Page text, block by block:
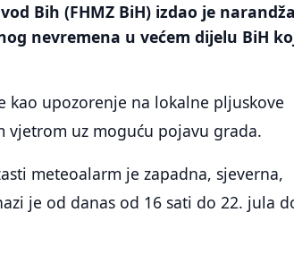
Bih (FHMZ BiH) izdao je
nevremena u većem dijelu BiH
kao upozorenje na lokalne pljuskove
uz moguću pojavu grada.
meteoalarm je zapadna, sjeverna,
je od danas od 16 sati do 22. jula